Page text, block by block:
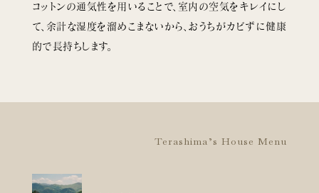
コットンの通気性を用いることで、室内の空気をキレイにし
て、余計な湿度を溜めこまないから、おうちがカビずに健康
的で長持ちします。
Terashima’s House Menu